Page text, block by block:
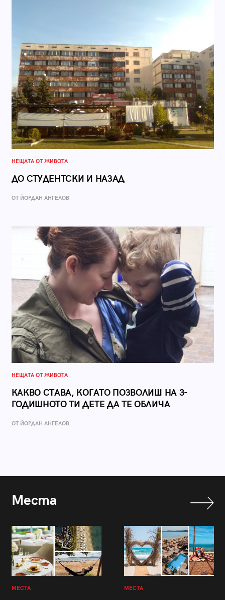
НЕЩАТА ОТ ЖИВОТА
ДО СТУДЕНТСКИ И НАЗАД
ОТ ЙОРДАН АНГЕЛОВ
НЕЩАТА ОТ ЖИВОТА
КАКВО СТАВА, КОГАТО ПОЗВОЛИШ НА 3-
ГОДИШНОТО ТИ ДЕТЕ ДА ТЕ ОБЛИЧА
ОТ ЙОРДАН АНГЕЛОВ
Места
МЕСТА МЕСТА